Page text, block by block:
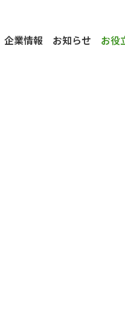
企業情報 お知らせ お役